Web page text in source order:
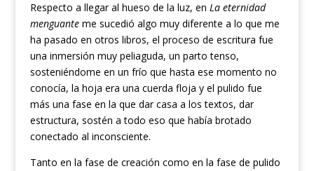
Respecto a llegar al hueso de la luz, en La eternidad
menguanteme sucedió algo muy diferente a lo que me
ha pasado en otros libros, el proceso de escritura fue
una inmersión muy peliaguda, un parto tenso,
sosteniéndome en un frío que hasta ese momento no
conocía, la hoja era una cuerda floja y el pulido fue
más una fase en la que dar casa a los textos, dar
estructura, sostén a todo eso que había brotado
conectado al inconsciente.
Tanto en la fase de creación como en la fase de pulido